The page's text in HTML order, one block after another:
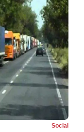
Social